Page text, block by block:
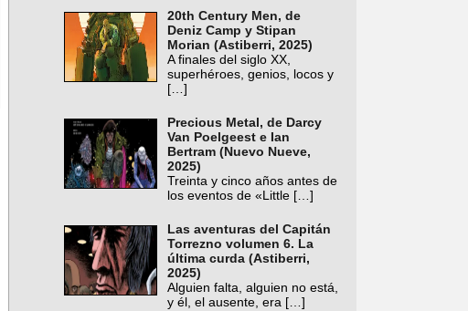
20th Century Men, de
Deniz Camp y Stipan
Morian (Astiberri, 2025)
A finales del siglo XX,
superhéroes, genios, locos y
[…]
Precious Metal, de Darcy
Van Poelgeest e Ian
Bertram (Nuevo Nueve,
2025)
Treinta y cinco años antes de
los eventos de «Little […]
Las aventuras del Capitán
Torrezno volumen 6. La
última curda (Astiberri,
2025)
Alguien falta, alguien no está,
y él, el ausente, era […]